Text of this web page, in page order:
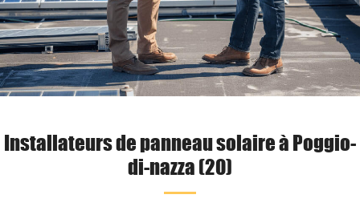
Installateurs de panneau solaire à Poggio-
di-nazza (20)